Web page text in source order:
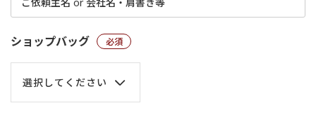
ショップバッグ
(必須)